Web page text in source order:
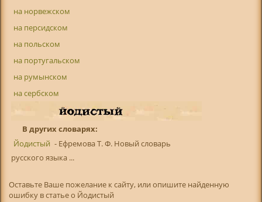
на норвежском
на персидском
на польском
на португальском
на румынском
на сербском
В других словарях:
Йодистый - Ефремова Т. Ф. Новый словарь
русского языка ...
Оставьте Ваше пожелание к сайту, или опишите найденную
ошибку в статье о Йодистый